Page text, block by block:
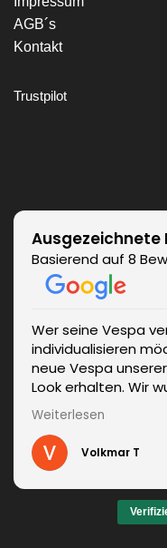
AGB´s
Kontakt
Trustpilot
Ausgezeichnete
Basierend auf 8
Wer seine Vespa
individualisieren
neue Vespa
Look erhalten. Wir
kompetent beraten. Die Lieferung erfolgte
unverzüglich.
Problem und
Informationen zum
Das Ergebnis war
Weiterlesen
Volkmar T